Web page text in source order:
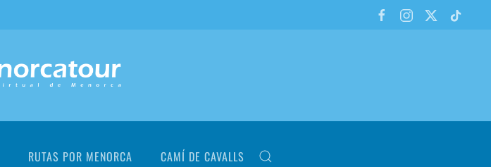
RUTAS POR MENORCA CAMÍ DE CAVALLS